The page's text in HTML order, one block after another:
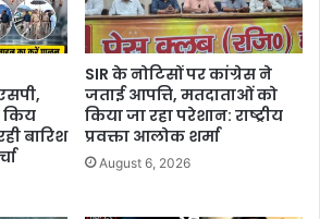
किय
बारिश
SIR के नोटिसों पर कांग्रेस ने
जताई आपत्ति, मतदाताओं को
किया जा रहा परेशान: राष्ट्रीय
प्रवक्ता आलोक शर्मा
August 6, 2026